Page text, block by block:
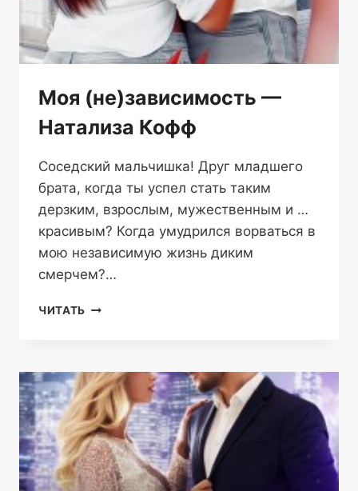
Моя (не)зависимость —
Натализа Кофф
Соседский мальчишка! Друг младшего
брата, когда ты успел стать таким
дерзким, взрослым, мужественным и …
красивым? Когда умудрился ворваться в
мою независимую жизнь диким
смерчем?…
ЧИТАТЬ МОЯ
КОФФ